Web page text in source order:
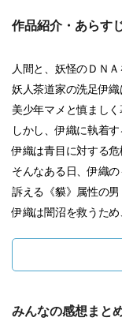
作品紹介・あらす
人間と、妖怪のＤＮ
妖人茶道家の洗足伊
美少年マメと慎ましく
しかし、伊織に執着
伊織は青目に対する危
そんなある日、伊織
訴える《貘》属性の男
伊織は闇沼を救うため
みんなの感想まと